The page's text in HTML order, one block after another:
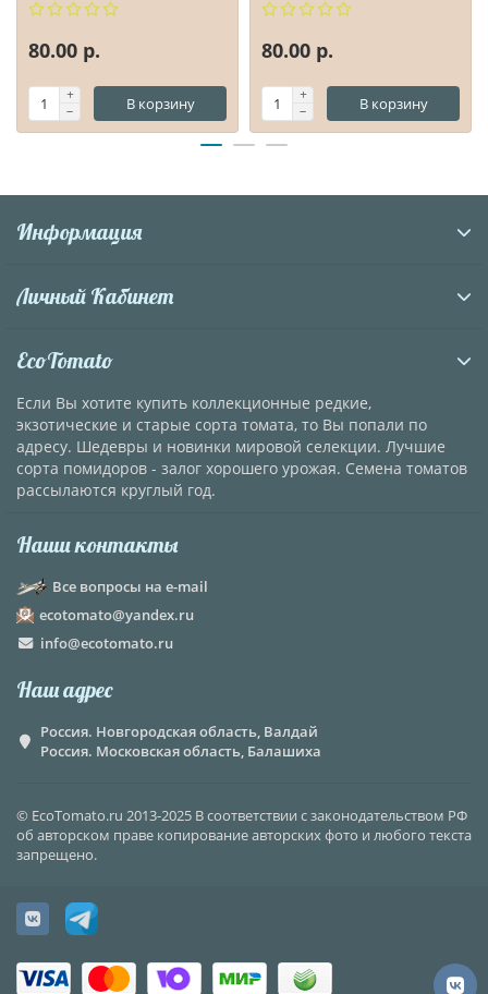
80.00 р.
В корзину
80.00 р.
В корзину
Информация
Личный Кабинет
EcoTomato
Если Вы хотите купить коллекционные редкие,
экзотические и старые сорта томата, то Вы попали по
адресу. Шедевры и новинки мировой селекции. Лучшие
сорта помидоров - залог хорошего урожая. Семена томатов
рассылаются круглый год.
Наши контакты
Все вопросы на e-mail
ecotomato@yandex.ru
info@ecotomato.ru
Наш адрес
Россия. Новгородская область, Валдай
Россия. Московская область, Балашиха
© EcoTomato.ru 2013-2025 В соответствии с законодательством РФ
об авторском праве копирование авторских фото и любого текста
запрещено.